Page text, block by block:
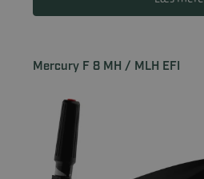
Mercury F 8 MH / MLH EFI